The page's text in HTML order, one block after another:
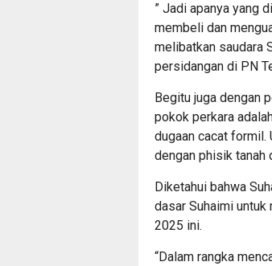
” Jadi apanya yang
membeli dan
melibatkan saudara
persidangan di PN
Begitu juga dengan
pokok perkara
dugaan cacat formil.
dengan phisik tanah
Diketahui bahwa
dasar Suhaimi
2025 ini.
“Dalam rangka